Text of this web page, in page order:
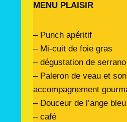
MENU PLAISIR
– Punch apéritif
– Mi-cuit de foie gras
– dégustation de
– Paleron de veau et son
accompagnement
– Douceur de l’ange bleu
– café